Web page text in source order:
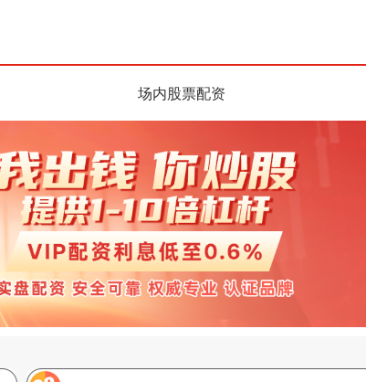
场内股票配资